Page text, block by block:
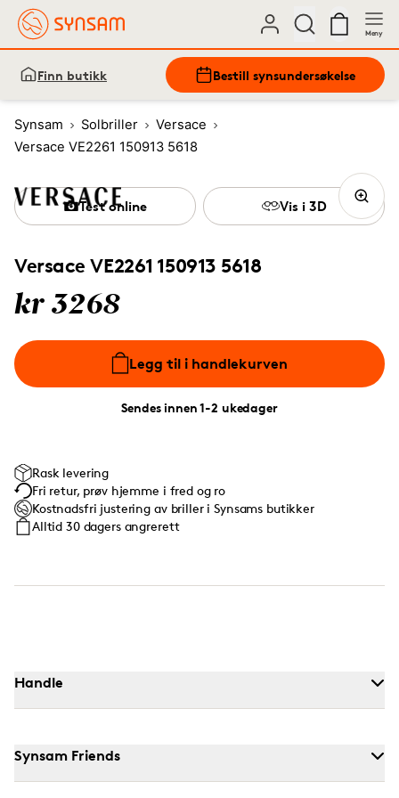
Meny
Finn butikk Bestill synsundersøkelse
Synsam Solbriller
Versace
Versace VE2261 150913 5618
Versace VE2261 150913 5618
kr 3268
Legg til i handlekurven
Sendes innen 1-2 ukedager
Test online Vis i 3D
Rask levering
Fri retur, prøv hjemme i fred og ro
Kostnadsfri justering av briller i Synsams butikker
Alltid 30 dagers angrerett
Handle
Synsam Friends